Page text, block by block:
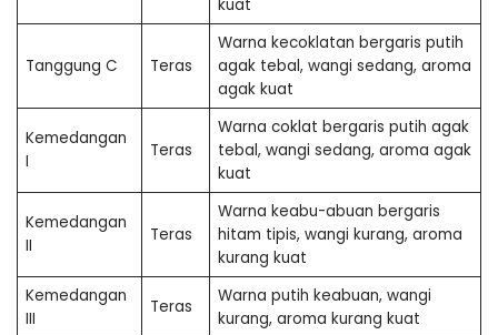
kuat
Tanggung C Teras
Warna kecoklatan bergaris putih
agak tebal, wangi sedang, aroma
agak kuat
Kemedangan
I
Teras
Warna coklat bergaris putih agak
tebal, wangi sedang, aroma agak
kuat
Kemedangan
II
Teras
Warna keabu-abuan bergaris
hitam tipis, wangi kurang, aroma
kurang kuat
Kemedangan
III
Teras
Warna putih keabuan, wangi
kurang, aroma kurang kuat